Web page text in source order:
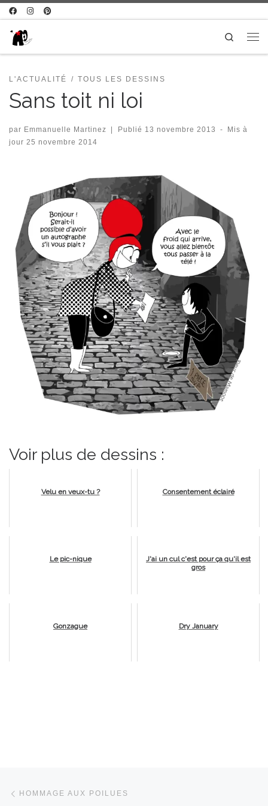
Passer au contenu
Search
L'ACTUALITÉ TOUS LES DESSINS
Sans toit ni loi
par Emmanuelle Martinez | Publié 13 novembre 2013 -
Mis à
jour 25 novembre 2014
Voir plus de dessins :
Velu en veux-tu ? Consentement éclairé
Le pic-nique
J'ai un cul c'est pour ça qu'il est
gros
Gonzague Dry January
Parcourir les articles
HOMMAGE AUX POILUES